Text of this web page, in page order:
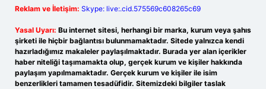
Reklam ve İletişim: Skype: live:.cid.575569c608265c69
Yasal Uyarı: Bu internet sitesi, herhangi bir marka, kurum veya şahıs
şirketi ile hiçbir bağlantısı bulunmamaktadır. Sitede yalnızca kendi
hazırladığımız makaleler paylaşılmaktadır. Burada yer alan içerikler
haber niteliği taşımamakta olup, gerçek kurum ve kişiler hakkında
paylaşım yapılmamaktadır. Gerçek kurum ve kişiler ile isim
benzerlikleri tamamen tesadüfidir. Sitemizdeki bilgiler taslak